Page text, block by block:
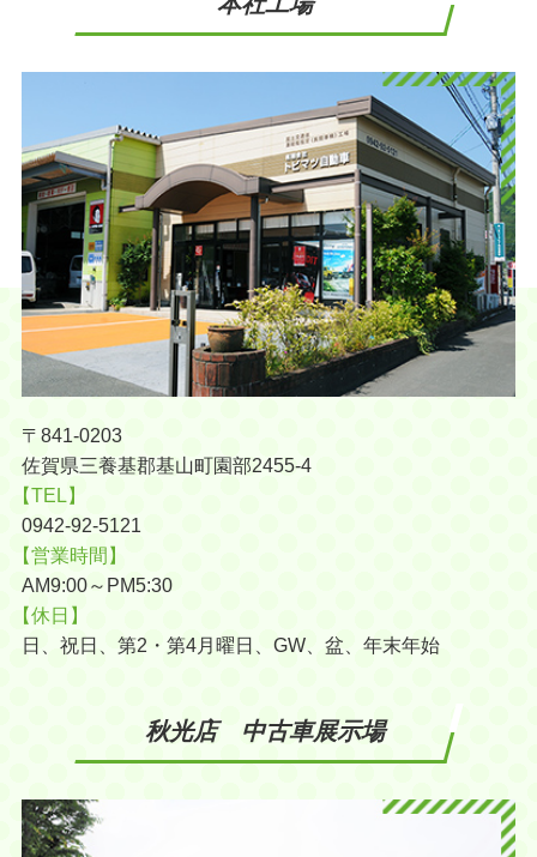
〒841-0203
佐賀県三養基郡基山町園部2455-4
【TEL】
0942-92-5121
【営業時間】
AM9:00～PM5:30
【休日】
日、祝日、第2・第4月曜日、GW、盆、年末年始
秋光店 中古車展示場